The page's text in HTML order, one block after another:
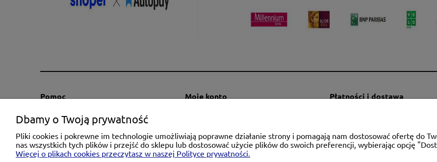
Pomoc
Regulaminy
Kontakt
Polityka prywatności
Zwroty i reklamacje
Moje konto
Przechowalnia
Płatności i dostawa
Czas realizacji zamówienia
Dbamy o Twoją prywatność
Pliki cookies i pokrewne im technologie umożliwiają poprawne działanie strony i pomagają nam dostosować ofertę do
nas wszystkich tych plików i przejść do sklepu lub dostosować użycie plików do swoich preferencji, wybierając opcję
Więcej o plikach cookies przeczytasz w naszej Polityce prywatności.